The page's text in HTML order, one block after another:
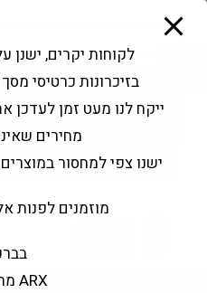
פתח סרגל
Products
search
החשבון שלי
לקוחות יקרים, ישנן
בזיכרונות כרטיסי מסך
ייקח לנו מעט זמן לעדכן
מחירים
ישנו צפי למחסור
מוזמנים לפנות
ARX מחשבים